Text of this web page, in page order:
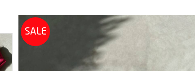
SALE